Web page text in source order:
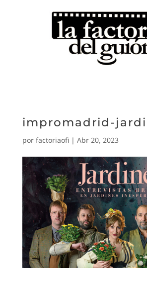
impromadrid-
por factoriaofi| Abr 20, 2023